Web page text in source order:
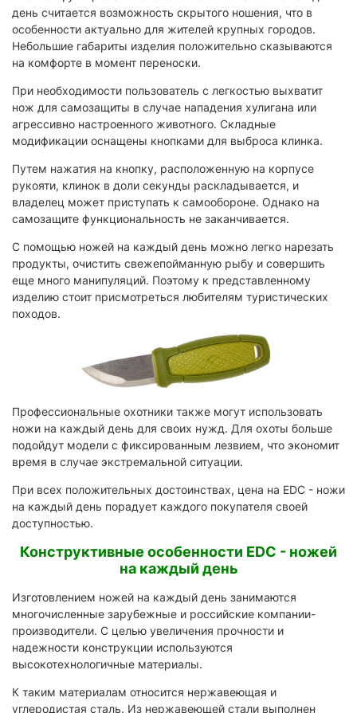
день считается возможность скрытого ношения, что в
особенности актуально для жителей крупных городов.
Небольшие габариты изделия положительно сказываются
на комфорте в момент переноски.
При необходимости пользователь с легкостью выхватит
нож для самозащиты в случае нападения хулигана или
агрессивно настроенного животного. Складные
модификации оснащены кнопками для выброса клинка.
Путем нажатия на кнопку, расположенную на корпусе
рукояти, клинок в доли секунды раскладывается, и
владелец может приступать к самообороне. Однако на
самозащите функциональность не заканчивается.
С помощью ножей на каждый день можно легко нарезать
продукты, очистить свежепойманную рыбу и совершить
еще много манипуляций. Поэтому к представленному
изделию стоит присмотреться любителям туристических
походов.
Профессиональные охотники также могут использовать
ножи на каждый день для своих нужд. Для охоты больше
подойдут модели с фиксированным лезвием, что экономит
время в случае экстремальной ситуации.
При всех положительных достоинствах, цена на EDC - ножи
на каждый день порадует каждого покупателя своей
доступностью.
Конструктивные особенности EDC - ножей
на каждый день
Изготовлением ножей на каждый день занимаются
многочисленные зарубежные и российские компании-
производители. С целью увеличения прочности и
надежности конструкции используются
высокотехнологичные материалы.
К таким материалам относится нержавеющая и
углеродистая сталь. Из нержавеющей стали выполнен